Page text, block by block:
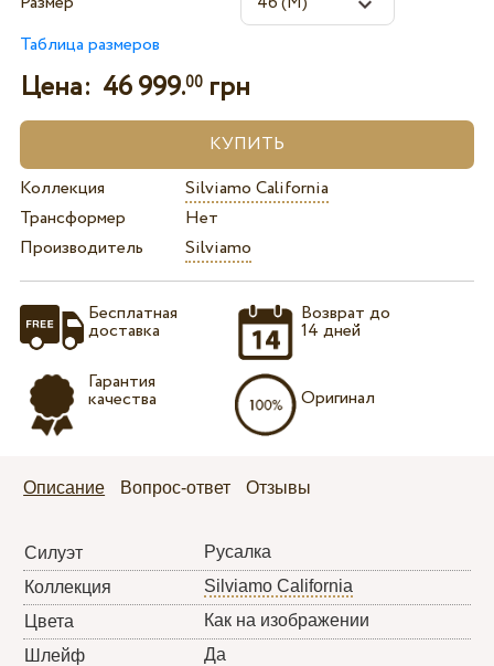
Таблица размеров
Цена: 46 999.00грн
Коллекция
Silviamo California
Трансформер
Нет
Производитель
Silviamo
Бесплатная
доставка
Гарантия
качества
Возврат до
14 дней
Оригинал
Описание Вопрос-ответ Отзывы
Силуэт
Русалка
Коллекция
Silviamo California
Цвета
Как на изображении
Шлейф
Да